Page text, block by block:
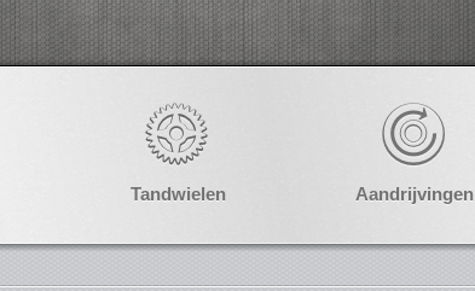
Tandwielen Aandrijvingen